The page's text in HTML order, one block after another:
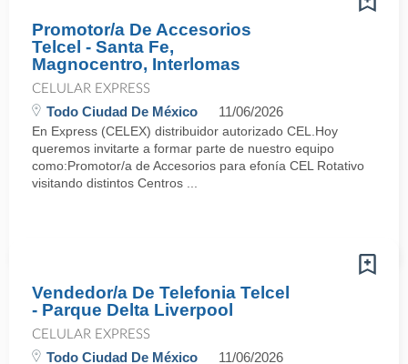
Promotor/a De Accesorios
Telcel - Santa Fe,
Magnocentro, Interlomas
CELULAR EXPRESS
Todo Ciudad De México 11/06/2026
En Express (CELEX) distribuidor autorizado CEL.Hoy
queremos invitarte a formar parte de nuestro equipo
como:Promotor/a de Accesorios para efonía CEL Rotativo
visitando distintos Centros ...
Vendedor/a De Telefonia Telcel
- Parque Delta Liverpool
CELULAR EXPRESS
Todo Ciudad De México 11/06/2026